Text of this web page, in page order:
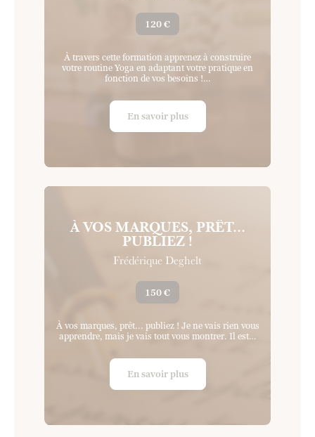
120 €
À travers cette formation apprenez à construire
votre routine Yoga en adaptant votre pratique en
fonction de vos besoins !…
En savoir plus
À VOS MARQUES, PRÊT...
PUBLIEZ !
Frédérique Deghelt
150 €
À vos marques, prêt... publiez ! Je ne vais rien vous
apprendre, mais je vais tout vous montrer. Il est…
En savoir plus